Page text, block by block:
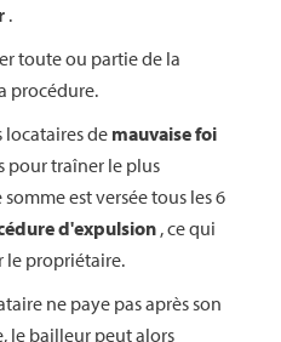
.
toute ou partie de la
procédure.
locataires de mauvaise foi
pour traîner le plus
est versée tous les 6
d'expulsion , ce qui
le propriétaire.
ne paye pas après son
le bailleur peut alors